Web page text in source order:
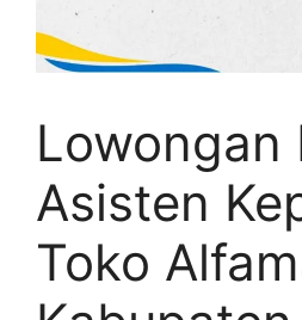
Lowongan
Asisten
Toko